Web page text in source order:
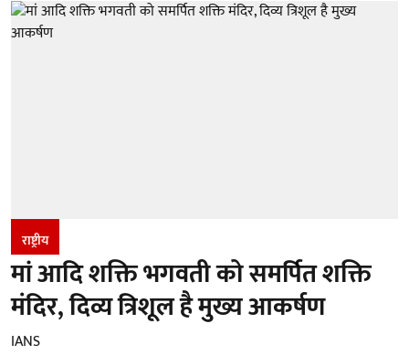
राष्ट्रीय
मां आदि शक्ति भगवती को समर्पित शक्ति
मंदिर, दिव्य त्रिशूल है मुख्य आकर्षण
IANS